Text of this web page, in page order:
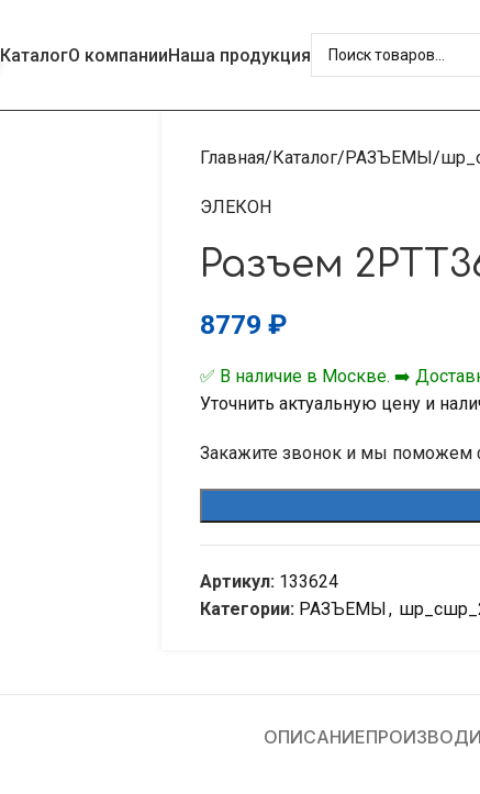
КаталогО компанииНаша продукция
Главная Каталог РАЗЪЕМЫ
ЭЛЕКОН
Разъем
8779 ₽
✅ В наличие в Москве. ➡️
Уточнить актуальную цену и
Закажите звонок и мы поможем
Артикул: 133624
Категории: РАЗЪЕМЫ,
ОПИСАНИЕ